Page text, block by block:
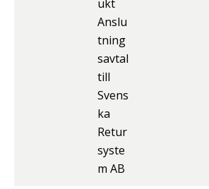
ukt
Anslu
tning
savtal
till
Svens
ka
Retur
syste
m AB